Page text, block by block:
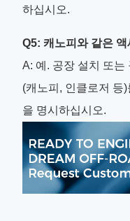
하십시오.
Q5: 캐노피와 같은
A: 예. 공장 설치 또는
(캐노피, 인클로저 등
을 명시하십시오.